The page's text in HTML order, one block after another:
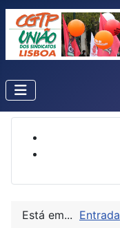
Está em... Entrada